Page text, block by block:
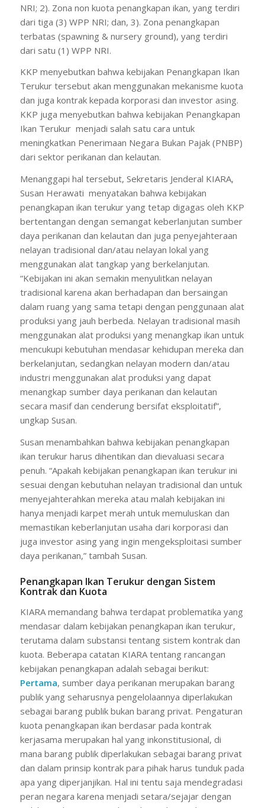
NRI; 2). Zona non kuota penangkapan ikan, yang terdiri
dari tiga (3) WPP NRI; dan, 3). Zona penangkapan
terbatas (spawning & nursery ground), yang terdiri
dari satu (1) WPP NRI.
KKP menyebutkan bahwa kebijakan Penangkapan Ikan
Terukur tersebut akan menggunakan mekanisme kuota
dan juga kontrak kepada korporasi dan investor asing.
KKP juga menyebutkan bahwa kebijakan Penangkapan
Ikan Terukur menjadi salah satu cara untuk
meningkatkan Penerimaan Negara Bukan Pajak (PNBP)
dari sektor perikanan dan kelautan.
Menanggapi hal tersebut, Sekretaris Jenderal KIARA,
Susan Herawati menyatakan bahwa kebijakan
penangkapan ikan terukur yang tetap digagas oleh KKP
bertentangan dengan semangat keberlanjutan sumber
daya perikanan dan kelautan dan juga penyejahteraan
nelayan tradisional dan/atau nelayan lokal yang
menggunakan alat tangkap yang berkelanjutan.
“Kebijakan ini akan semakin menyulitkan nelayan
tradisional karena akan berhadapan dan bersaingan
dalam ruang yang sama tetapi dengan penggunaan alat
produksi yang jauh berbeda. Nelayan tradisional masih
menggunakan alat produksi yang menangkap ikan untuk
mencukupi kebutuhan mendasar kehidupan mereka dan
berkelanjutan, sedangkan nelayan modern dan/atau
industri menggunakan alat produksi yang dapat
menangkap sumber daya perikanan dan kelautan
secara masif dan cenderung bersifat eksploitatif”,
ungkap Susan.
Susan menambahkan bahwa kebijakan penangkapan
ikan terukur harus dihentikan dan dievaluasi secara
penuh. “Apakah kebijakan penangkapan ikan terukur ini
sesuai dengan kebutuhan nelayan tradisional dan untuk
menyejahterahkan mereka atau malah kebijakan ini
hanya menjadi karpet merah untuk memuluskan dan
memastikan keberlanjutan usaha dari korporasi dan
juga investor asing yang ingin mengeksploitasi sumber
daya perikanan,” tambah Susan.
Penangkapan Ikan Terukur dengan Sistem
Kontrak dan Kuota
KIARA memandang bahwa terdapat problematika yang
mendasar dalam kebijakan penangkapan ikan terukur,
terutama dalam substansi tentang sistem kontrak dan
kuota. Beberapa catatan KIARA tentang rancangan
kebijakan penangkapan adalah sebagai berikut:
Pertama, sumber daya perikanan merupakan barang
publik yang seharusnya pengelolaannya diperlakukan
sebagai barang publik bukan barang privat. Pengaturan
kuota penangkapan ikan berdasar pada kontrak
kerjasama merupakan hal yang inkonstitusional, di
mana barang publik diperlakukan sebagai barang privat
dan dalam prinsip kontrak para pihak harus tunduk pada
apa yang diperjanjikan. Hal ini tentu saja mendegradasi
peran negara karena menjadi setara/sejajar dengan